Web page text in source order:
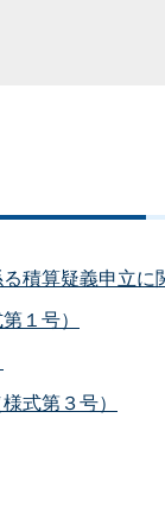
積算疑義申立に
１号）
式第３号）